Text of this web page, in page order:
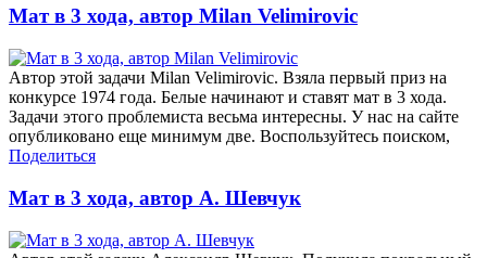
Мат в 3 хода, автор Milan Velimirovic
Автор этой задачи Milan Velimirovic. Взяла первый приз на
конкурсе 1974 года. Белые начинают и ставят мат в 3 хода.
Задачи этого проблемиста весьма интересны. У нас на сайте
опубликовано еще минимум две. Воспользуйтесь поиском,
Поделиться
Мат в 3 хода, автор А. Шевчук